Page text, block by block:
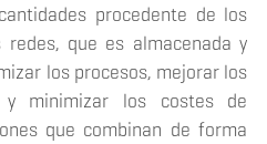
procedente de los
que es almacenada y
los procesos, mejorar los
minimizar los costes de
que combinan de forma